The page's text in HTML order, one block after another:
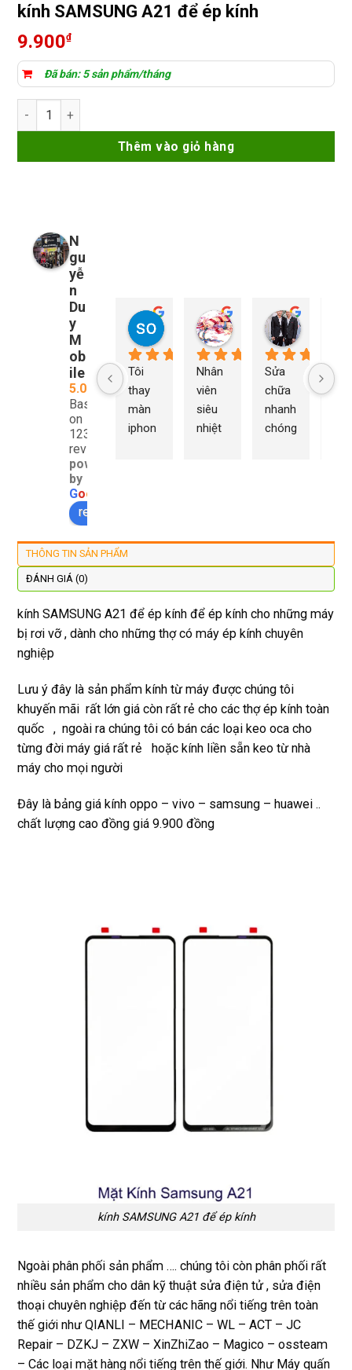
kính SAMSUNG A21 để ép kính
9.900₫
Đã bán: 5 sản phẩm/tháng
kính SAMSUNG A21 để ép kính số lượng
Thêm vào giỏ hàng
N
gu
yễ
n
Du
y
M
ob
ile
5.0
Based
on
1232
reviews
powered
by
Goo
review us on
so young
2 năm trước
Tôi
thay
màn
iphon
lại
xịn
miễn
tôt
My Nguyễn
2 năm trước
Nhân
viên
siêu
nhiệt
tôi sẽ
Sửa
chữa
nhanh
chóng
đây
dùng
trâu
n
tín
THÔNG TIN SẢN PHẨM
ĐÁNH GIÁ (0)
kính SAMSUNG A21 để ép kính để ép kính cho những máy
bị rơi vỡ , dành cho những thợ có máy ép kính chuyên
nghiệp
Lưu ý đây là sản phẩm kính từ máy được chúng tôi
khuyến mãi rất lớn giá còn rất rẻ cho các thợ ép kính toàn
quốc , ngoài ra chúng tôi có bán các loại keo oca cho
từng đời máy giá rất rẻ hoặc kính liền sẵn keo từ nhà
máy cho mọi người
Đây là bảng giá kính oppo – vivo – samsung – huawei ..
chất lượng cao đồng giá 9.900 đồng
kính SAMSUNG A21 để ép kính
Ngoài phân phối sản phẩm …. chúng tôi còn phân phối rất
nhiều sản phẩm cho dân kỹ thuật sửa điện tử , sửa điện
thoại chuyên nghiệp đến từ các hãng nổi tiếng trên toàn
thế giới như QIANLI – MECHANIC – WL – ACT – JC
Repair – DZKJ – ZXW – XinZhiZao – Magico – ossteam
– Các loại mặt hàng nổi tiếng trên thế giới. Như Máy quấn